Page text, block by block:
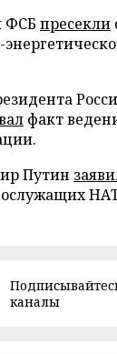
ФСБ пресекли
факт
Путин
каналы